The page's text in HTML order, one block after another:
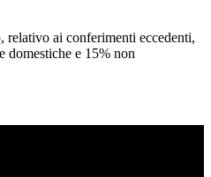
relativo ai conferimenti eccedenti,
domestiche e 15% non